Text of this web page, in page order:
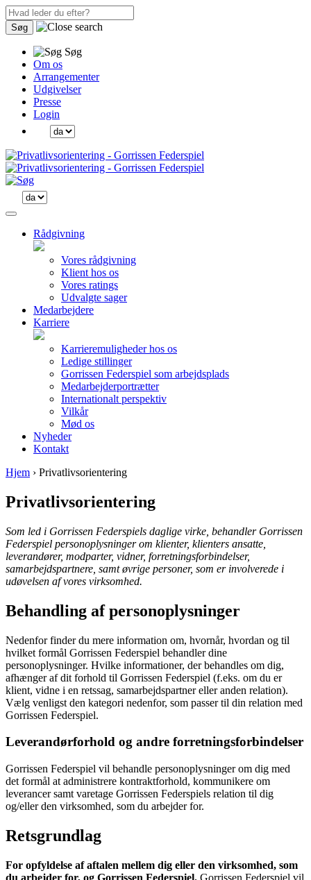
Søg
Søg
Om os
Arrangementer
Udgivelser
Presse
Login
Rådgivning
Vores rådgivning
Klient hos os
Vores ratings
Udvalgte sager
Medarbejdere
Karriere
Karrieremuligheder hos os
Ledige stillinger
Gorrissen Federspiel som arbejdsplads
Medarbejderportrætter
Internationalt perspektiv
Vilkår
Mød os
Nyheder
Kontakt
Hjem › Privatlivsorientering
Privatlivsorientering
Som led i Gorrissen Federspiels daglige virke, behandler Gorrissen
Federspiel personoplysninger om klienter, klienters ansatte,
leverandører, modparter, vidner, forretningsforbindelser,
samarbejdspartnere, samt øvrige personer, som er involverede i
udøvelsen af vores virksomhed.
Behandling af personoplysninger
Nedenfor finder du mere information om, hvornår, hvordan og til
hvilket formål Gorrissen Federspiel behandler dine
personoplysninger. Hvilke informationer, der behandles om dig,
afhænger af dit forhold til Gorrissen Federspiel (f.eks. om du er
klient, vidne i en retssag, samarbejdspartner eller anden relation).
Vælg venligst den kategori nedenfor, som passer til din relation med
Gorrissen Federspiel.
Leverandørforhold og andre forretningsforbindelser
Gorrissen Federspiel vil behandle personoplysninger om dig med
det formål at administrere kontraktforhold, kommunikere om
leverancer samt varetage Gorrissen Federspiels relation til dig
og/eller den virksomhed, som du arbejder for.
Retsgrundlag
For opfyldelse af aftalen mellem dig eller den virksomhed, som
du arbejder for, og Gorrissen Federspiel. Gorrissen Federspiel vil